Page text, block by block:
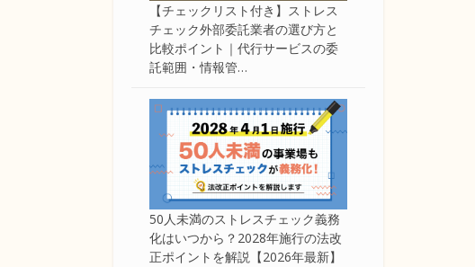
【チェックリスト付き】ストレス
チェック外部委託業者の選び方と
比較ポイント｜代行サービスの委
託範囲・情報管…
50人未満のストレスチェック義務
化はいつから？2028年施行の法改
正ポイントを解説【2026年最新】